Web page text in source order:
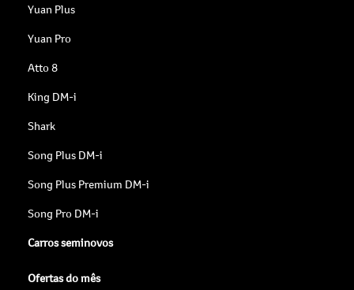
Yuan Plus
Yuan Pro
Atto 8
King DM-i
Shark
Song Plus DM-i
Song Plus Premium DM-i
Song Pro DM-i
Carros seminovos
Ofertas do mês